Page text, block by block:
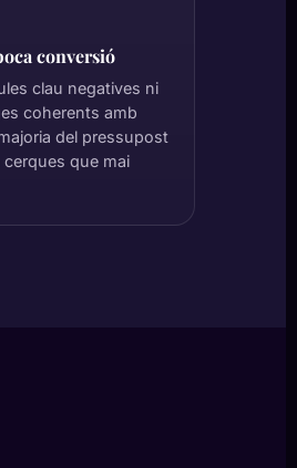
conversió
clau negatives ni
coherents amb
del pressupost
que mai